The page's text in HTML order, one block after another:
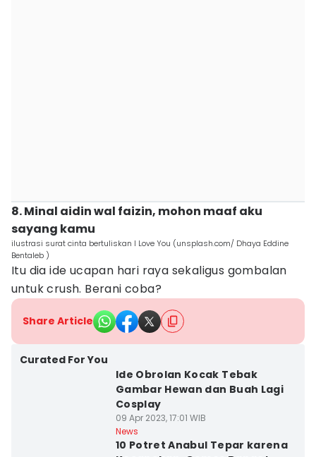
8. Minal aidin wal faizin, mohon maaf aku
sayang kamu
ilustrasi surat cinta bertuliskan I Love You (unsplash.com/ Dhaya Eddine
Bentaleb )
Itu dia ide ucapan hari raya sekaligus gombalan
untuk crush. Berani coba?
Share Article
Curated For You
Ide Obrolan Kocak Tebak
Gambar Hewan dan Buah Lagi
Cosplay
09 Apr 2023, 17:01 WIB
News
10 Potret Anabul Tepar karena